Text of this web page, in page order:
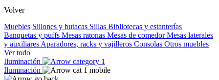
Volver
Muebles Sillones y butacas Sillas Bibliotecas y estanterías
Banquetas y puffs Mesas ratonas Mesas de comedorMesas laterales
y auxiliares Aparadores, racks y vajilleros Consolas Otros muebles
Ver todo
Iluminación
Iluminación